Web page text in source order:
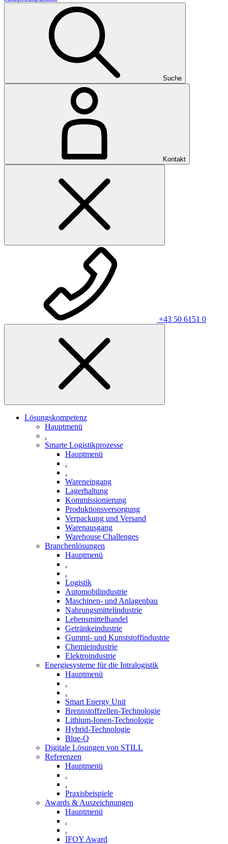
Suche
Kontakt
+43 50 6151 0
Lösungskompetenz
Hauptmenü
.
Smarte Logistikprozesse
Hauptmenü
.
.
Wareneingang
Lagerhaltung
Kommissionierung
Produktionsversorgung
Verpackung und Versand
Warenausgang
Warehouse Challenges
Branchenlösungen
Hauptmenü
.
.
Logistik
Automobilindustrie
Maschinen- und Anlagenbau
Nahrungsmittelindustrie
Lebensmittelhandel
Getränkeindustrie
Gummi­- und Kunststoffindustrie
Chemieindustrie
Elektroindustrie
Energiesysteme für die Intralogistik
Hauptmenü
.
.
Smart Energy Unit
Brennstoffzellen-Technologie
Lithium-Ionen-Technologie
Hybrid-Technologie
Blue-Q
Digitale Lösungen von STILL
Referenzen
Hauptmenü
.
.
Praxisbeispiele
Awards & Auszeichnungen
Hauptmenü
.
.
IFOY Award